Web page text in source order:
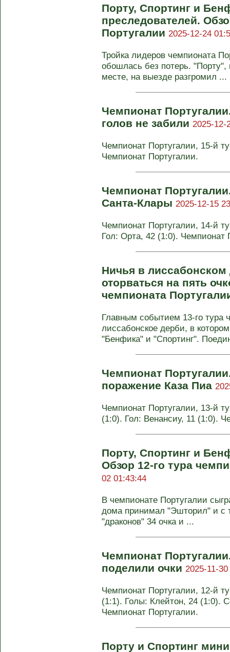
Порту, Спортинг и
преследователей.
Португалии 2025-12-24
Тройка лидеров чемпионата
обошлась без потерь. "Порту",
месте, на выезде разгромил ...
Чемпионат
голов не забили 2025-12-
Чемпионат Португалии, 15-й
Чемпионат Португалии.
Чемпионат
Санта-Клары 2025-12-15
Чемпионат Португалии, 14-й
Гол: Орта, 42 (1:0). Чемпионат
Ничья в
оторваться на пять
чемпионата
Главным событием 13-го тура
лиссабонское дерби, в
"Бенфика" и "Спортинг".
Чемпионат
поражение Каза Пиа
Чемпионат Португалии, 13-й
(1:0). Гол: Венансиу, 11 (1:0).
Порту, Спортинг и
Обзор 12-го тура
02 01:43:44
В чемпионате Португалии
дома принимал "Эшторил" и с
"драконов" 34 очка и ...
Чемпионат
поделили очки 2025-11-
Чемпионат Португалии, 12-й
(1:1). Голы: Клейтон, 24 (1:0).
Чемпионат Португалии.
Порту и Спортинг